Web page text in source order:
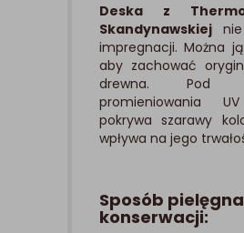
Deska z
Skandynawskiej
impregnacji. Można
aby zachować
drewna. Pod
promieniowania
pokrywa szarawy
wpływa na jego
Sposób
konserwacji: